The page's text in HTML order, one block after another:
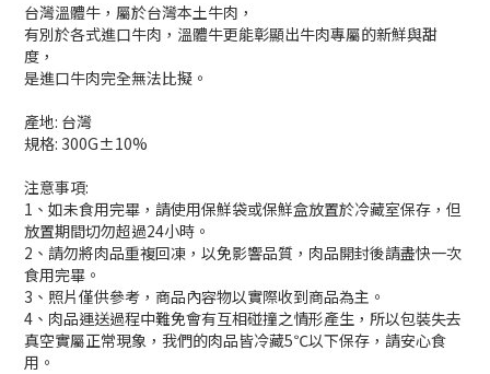
台灣溫體牛，屬於台灣本土牛肉，
有別於各式進口牛肉，溫體牛更能彰顯出牛肉專屬的新鮮與甜
度，
是進口牛肉完全無法比擬。
產地: 台灣
規格: 300G±10%
注意事項:
1、如未食用完畢，請使用保鮮袋或保鮮盒放置於冷藏室保存，但
放置期間切勿超過24小時。
2、請勿將肉品重複回凍，以免影響品質，肉品開封後請盡快一次
食用完畢。
3、照片僅供參考，商品內容物以實際收到商品為主。
4、肉品運送過程中難免會有互相碰撞之情形產生，所以包裝失去
真空實屬正常現象，我們的肉品皆冷藏5℃以下保存，請安心食
用。